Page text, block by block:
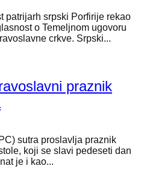
patrijarh srpski Porfirije rekao
o Temeljnom ugovoru
crkve. Srpski...
praznik
sutra proslavlja praznik
koji se slavi pedeseti dan
je i kao...